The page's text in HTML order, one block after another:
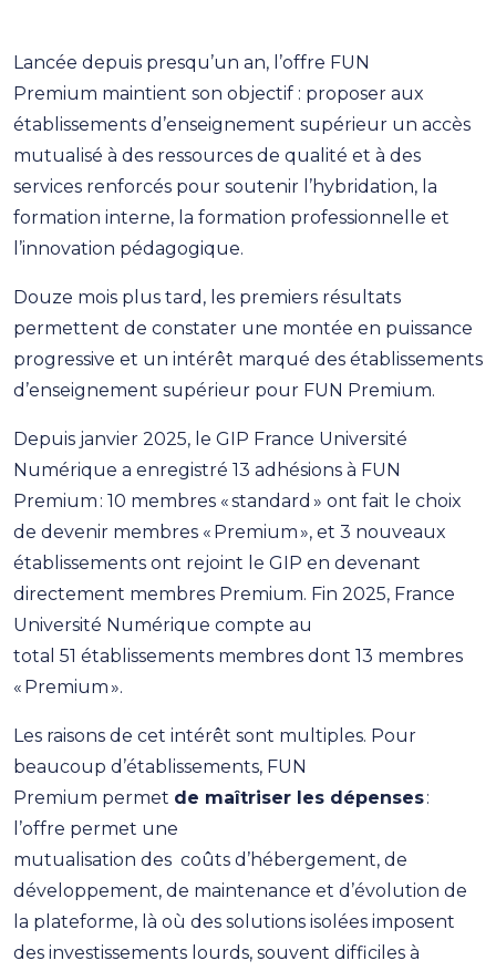
Lancée depuis presqu’un an, l’offre FUN
Premium maintient son objectif : proposer aux
établissements d’enseignement supérieur un accès
mutualisé à des ressources de qualité et à des
services renforcés pour soutenir l’hybridation, la
formation interne, la formation professionnelle et
l’innovation pédagogique.
Douze mois plus tard, les premiers résultats
permettent de constater une montée en puissance
progressive et un intérêt marqué des établissements
d’enseignement supérieur pour FUN Premium.
Depuis janvier 2025, le GIP France Université
Numérique a enregistré 13 adhésions à FUN
Premium : 10 membres « standard » ont fait le choix
de devenir membres « Premium », et 3 nouveaux
établissements ont rejoint le GIP en devenant
directement membres Premium. Fin 2025, France
Université Numérique compte au
total 51 établissements membres dont 13 membres
« Premium ».
Les raisons de cet intérêt sont multiples. Pour
beaucoup d’établissements, FUN
Premium permet de maîtriser les dépenses:
l’offre permet une
mutualisation des coûts d’hébergement, de
développement, de maintenance et d’évolution de
la plateforme, là où des solutions isolées imposent
des investissements lourds, souvent difficiles à